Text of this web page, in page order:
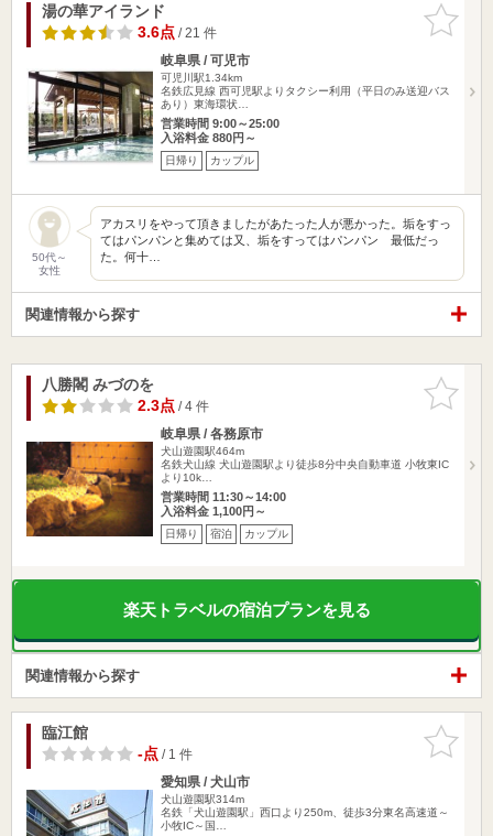
お気に入
りに追加
湯の華アイランド
3.6点/ 21 件
岐阜県 / 可児市
可児川駅1.34km
名鉄広見線 西可児駅よりタクシー利用（平日のみ送迎バス
あり）東海環状…
営業時間 9:00～25:00
入浴料金 880円～
日帰り カップル
50代～
女性
アカスリをやって頂きましたがあたった人が悪かった。垢をすっ
てはパンパンと集めては又、垢をすってはパンパン 最低だっ
た。何十…
関連情報から探す
お気に入
りに追加
八勝閣 みづのを
2.3点/ 4 件
岐阜県 / 各務原市
犬山遊園駅464m
名鉄犬山線 犬山遊園駅より徒歩8分中央自動車道 小牧東IC
より10k…
営業時間 11:30～14:00
入浴料金 1,100円～
日帰り 宿泊 カップル
楽天トラベルの宿泊プランを見る
関連情報から探す
お気に入
りに追加
臨江館
-点/ 1 件
愛知県 / 犬山市
犬山遊園駅314m
名鉄「犬山遊園駅」西口より250m、徒歩3分東名高速道～
小牧IC～国…